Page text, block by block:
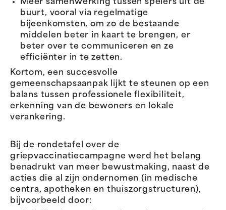
Meer samenwerking tussen spelers uit de
buurt, vooral via regelmatige
bijeenkomsten, om zo de bestaande
middelen beter in kaart te brengen, er
beter over te communiceren en ze
efficiënter in te zetten.
Kortom, een succesvolle
gemeenschapsaanpak lijkt te steunen op een
balans tussen professionele flexibiliteit,
erkenning van de bewoners en lokale
verankering.
Bij de rondetafel over de
griepvaccinatiecampagne werd het belang
benadrukt van meer bewustmaking, naast de
acties die al zijn ondernomen (in medische
centra, apotheken en thuiszorgstructuren),
bijvoorbeeld door: